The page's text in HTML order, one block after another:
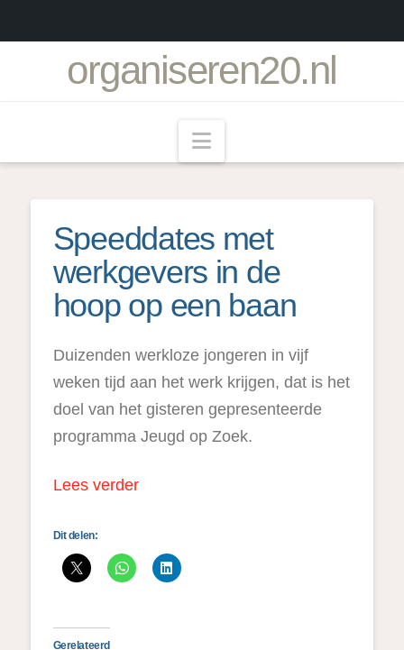
organiseren20.nl
Navigation
Speeddates met
werkgevers in de
hoop op een baan
Duizenden werkloze jongeren in vijf
weken tijd aan het werk krijgen, dat is het
doel van het gisteren gepresenteerde
programma Jeugd op Zoek.
Lees verder
Dit delen:
Gerelateerd